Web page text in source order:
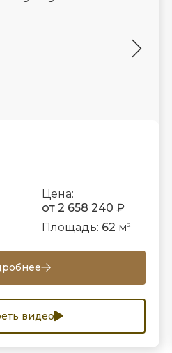
Цена:
от 2 658 240 ₽
Площадь: 62 м 2
видео